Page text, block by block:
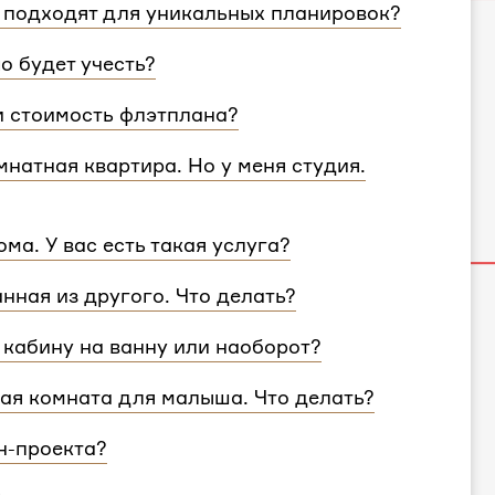
для уникальных планировок?
будет учесть?
поделиться вашими идеями с дизайнером
флэтплана?
каждого этажа.
квартира. Но у меня студия.
для квартир и домов с любой
У вас есть такая услуга?
этажей, вам нужно выбрать проект
из другого. Что делать?
за комнату.
на ванну или наоборот?
комната для малыша. Что делать?
проекта?